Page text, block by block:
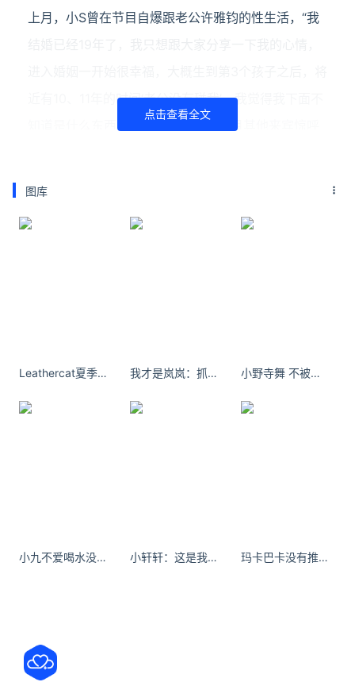
上月，小S曾在节目自爆跟老公许雅钧的性生活，“我
近有10、11年的时间‘老公没有碰我’，我觉得我下面不
知道是什么东西！”小S此番话，让节目其他来宾惊呼
小S笑称用玩具自娱
入到另外一种幸福感，他只要帮我煮面、倒水、过马
小S韩国被偶遇状态令人担忧
经请假停工半年，许多粉丝都在耐心等待她的复出。6
月23日有网友在韩国某酒店偶遇小S，并晒出了实况
点击查看全文
图库
Leathercat夏季新款高级感设计感气质收腰显瘦显白包臀连衣裙女装 我才是岚岚：抓住夏天的尾巴#这个夏天 小野寺舞 不被情绪裹挟才是高级的自由
小九不爱喝水没有人能带走你的痛，所以也别让任何人带走你的幸福。 小轩轩：这是我想要的人生，自由#马尔代夫 玛卡巴卡没有推车 有些人长得明明很一般，但就是感觉很好看！